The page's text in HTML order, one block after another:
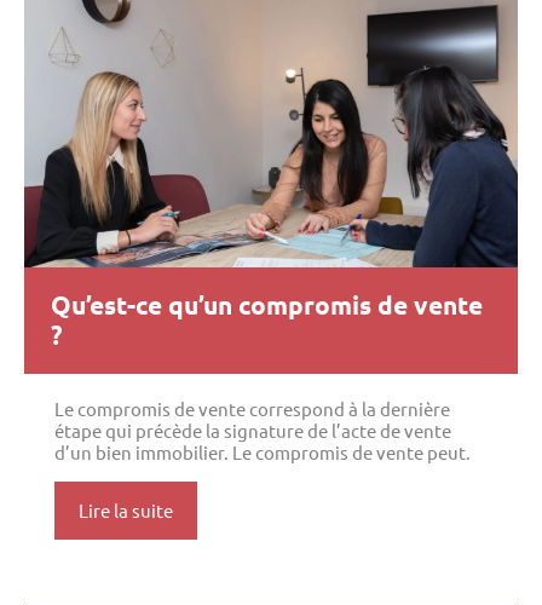
Qu’est-ce qu’un compromis de vente
?
Le compromis de vente correspond à la dernière
étape qui précède la signature de l’acte de vente
d’un bien immobilier. Le compromis de vente peut.
Lire la suite